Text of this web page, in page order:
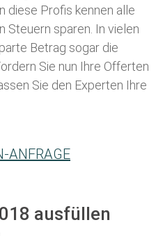
diese Profis kennen alle
Steuern sparen. In vielen
Betrag sogar die
Sie nun Ihre Offerten
Sie den Experten Ihre
ANFRAGE
ausfüllen